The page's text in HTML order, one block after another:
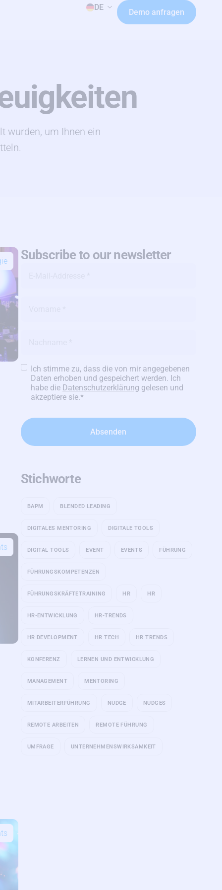
DE
Demo anfragen
wurden, um Ihnen ein
Subscribe to our newsletter
Datenschutzerklärung*
Ich stimme zu, dass die von mir angegebenen
Daten erhoben und gespeichert werden. Ich
habe die Datenschutzerklärung gelesen und
akzeptiere sie.*
Stichworte
BAPM BLENDED LEADING
DIGITALES MENTORING DIGITALE TOOLS
DIGITAL TOOLS EVENT EVENTS FÜHRUNG
FÜHRUNGSKOMPETENZEN
FÜHRUNGSKRÄFTETRAINING HR HR
HR-ENTWICKLUNG HR-TRENDS
HR DEVELOPMENT HR TECH HR TRENDS
KONFERENZ LERNEN UND ENTWICKLUNG
MANAGEMENT MENTORING
MITARBEITERFÜHRUNG NUDGE NUDGES
REMOTE ARBEITEN REMOTE FÜHRUNG
UMFRAGE UNTERNEHMENSWIRKSAMKEIT